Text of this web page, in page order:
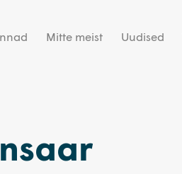
Mitte meist Uudised